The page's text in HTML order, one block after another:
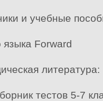
и учебные
языка Forward
тестов 5-7